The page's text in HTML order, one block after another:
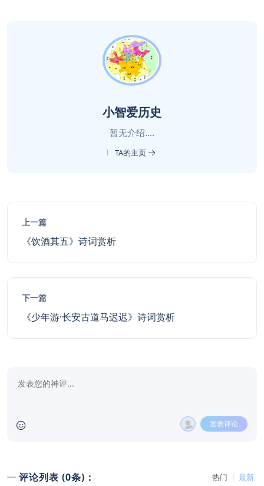
小智爱历史
暂无介绍....
TA的主页
上一篇
《饮酒其五》诗词赏析
下一篇
《少年游·长安古道马迟迟》诗词赏析
发表评论
评论列表 (0条)： 热门 最新